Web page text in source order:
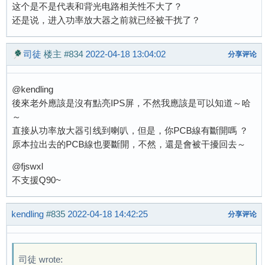
这个是不是代表和背光电路相关性不大了？
还是说，进入功率放大器之前就已经被干扰了？
司徒 楼主 #834 2022-04-18 13:04:02 分享评论
@kendling
後來老外應該是沒有點亮IPS屏，不然我應該是可以知道～哈
～
直接从功率放大器引线到喇叭，但是，你PCB線有斷開嗎 ？
原本拉出去的PCB線也要斷開，不然，還是會被干擾回去～
@fjswxl
不支援Q90~
kendling #835 2022-04-18 14:42:25 分享评论
司徒 wrote: